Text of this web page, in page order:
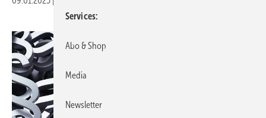
Services
Abo & Shop
Media
Newsletter